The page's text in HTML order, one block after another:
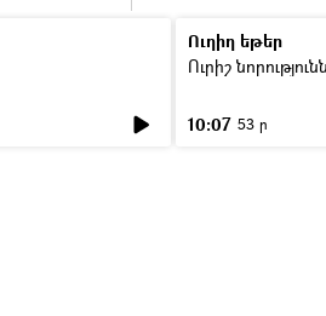
Ուղիղ եթեր
Ուրիշ
10:07 53 ր